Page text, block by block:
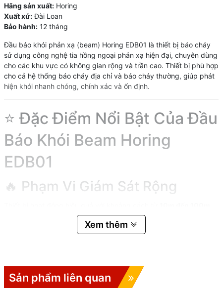
Hãng sản xuất: Horing
Xuất xứ:Đài Loan
Bảo hành:12 tháng
Đầu báo khói phản xạ (beam) Horing EDB01 là thiết bị báo cháy
sử dụng công nghệ tia hồng ngoại phản xạ hiện đại, chuyên dùng
cho các khu vực có không gian rộng và trần cao. Thiết bị phù hợp
cho cả hệ thống báo cháy địa chỉ và báo cháy thường, giúp phát
hiện khói nhanh chóng, chính xác và ổn định.
⭐ Đặc Điểm Nổi Bật Của Đầu
Báo Khói Beam Horing
EDB01
🔥 Phạm Vi Giám Sát Rộng
tùy theo số lượng lăng kính phản xạ được sử dụng. Giải pháp tối
ưu cho nhà xưởng, kho hàng, hội trường lớn và trung tâm thương
Horing EDB01 hỗ trợ4 mức độ nhạy :
Xem thêm
Sản phẩm liên quan